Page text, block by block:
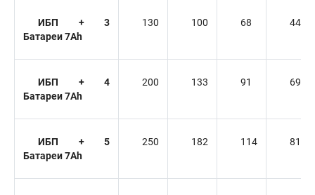
ИБП + 3
Батареи 7Ah
130 100 68 44
ИБП + 4
Батареи 7Ah
200 133 91 69
ИБП + 5
Батареи 7Ah
250 182 114 81